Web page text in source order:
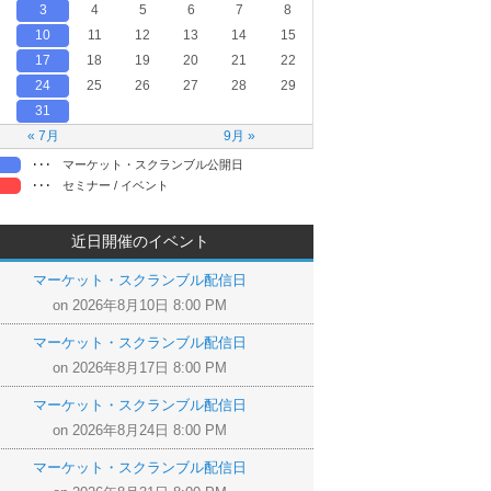
« 7月 9月 »
3 4 5 6 7
8
10 11 12 13 14
15
17 18 19 20 21
22
24 25 26 27 28
29
31
･･･
マーケット・スクランブル公開日
･･･
セミナー / イベント
近日開催のイベント
マーケット・スクランブル配信日
on 2026年8月10日 8:00 PM
マーケット・スクランブル配信日
on 2026年8月17日 8:00 PM
マーケット・スクランブル配信日
on 2026年8月24日 8:00 PM
マーケット・スクランブル配信日